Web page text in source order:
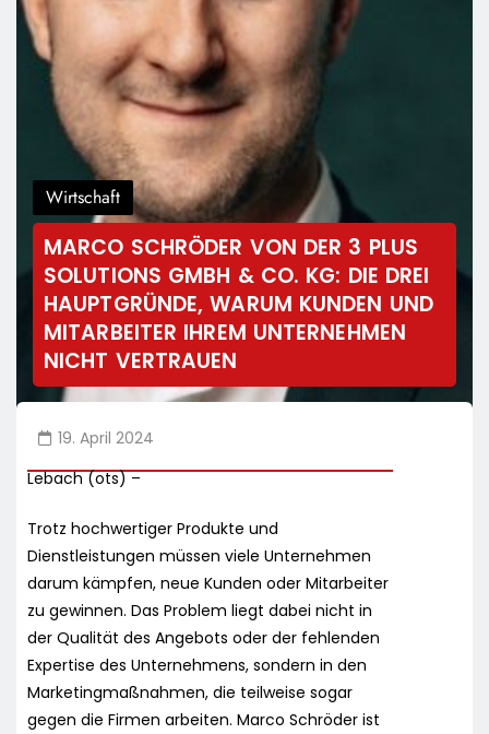
Wirtschaft
MARCO SCHRÖDER VON DER 3 PLUS
SOLUTIONS GMBH & CO. KG: DIE DREI
HAUPTGRÜNDE, WARUM KUNDEN UND
MITARBEITER IHREM UNTERNEHMEN
NICHT VERTRAUEN
19. April 2024
Lebach (ots) –
Trotz hochwertiger Produkte und
Dienstleistungen müssen viele Unternehmen
darum kämpfen, neue Kunden oder Mitarbeiter
zu gewinnen. Das Problem liegt dabei nicht in
der Qualität des Angebots oder der fehlenden
Expertise des Unternehmens, sondern in den
Marketingmaßnahmen, die teilweise sogar
gegen die Firmen arbeiten. Marco Schröder ist